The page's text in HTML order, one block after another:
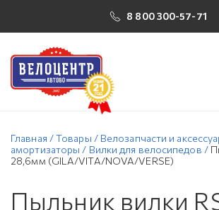
8 800 300-57-71
Главная /Товары / Велозапчасти и
амортизаторы / Вилки для велосипедов /
28,6мм (GILA/VITA/NOVA/VERSE)
Пыльник вилки